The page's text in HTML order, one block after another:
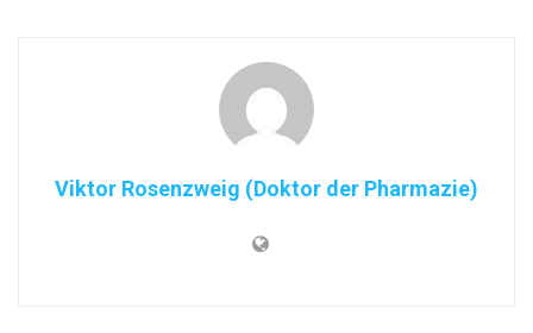
Viktor Rosenzweig (Doktor der Pharmazie)